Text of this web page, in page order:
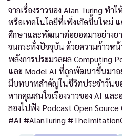
จากเรื่องราวของ Alan Turing ทำ
หรือเทคโนโลยีที่เพิ่งเกิดขึ้นให
ศึกษาและพัฒนาต่อยอดมาอย่างย
จนกระทั่งปัจจุบัน ด้วยความก้าวห
พลังการประมวลผล Computing
และ Model AI ที่ถูกพัฒนาขึ้นมาอ
มีบทบาทสำคัญในชีวิตประจำวันขอ
หากคุณสนใจเรื่องราวของ AI และ
ลองไปฟัง Podcast Open Source
#AI #AlanTuring